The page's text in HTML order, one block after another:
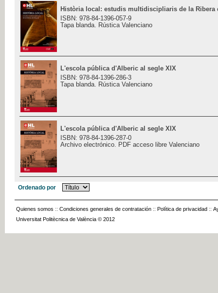
Història local: estudis multidiscipliaris de la Ribera
ISBN: 978-84-1396-057-9
Tapa blanda. Rústica Valenciano
L'escola pública d'Alberic al segle XIX
ISBN: 978-84-1396-286-3
Tapa blanda. Rústica Valenciano
L'escola pública d'Alberic al segle XIX
ISBN: 978-84-1396-287-0
Archivo electrónico. PDF acceso libre Valenciano
Ordenado por
Quienes somos :: Condiciones generales de contratación :: Política de privacidad ::
Universitat Politècnica de València © 2012